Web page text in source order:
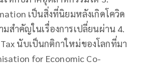
เป็นสิ่งที่นิยมหลังเกิดโควิด
สำคัญในเรื่องการเปลี่ยนผ่าน 4.
นับเป็นกติกาใหม่ของโลกที่มา
for Economic Co-